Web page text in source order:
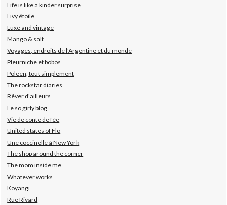
Life is like a kinder surprise
Livy étoile
Luxe and vintage
Mango & salt
Voyages, endroits de l'Argentine et du monde
Pleurniche et bobos
Poleen, tout simplement
The rockstar diaries
Rêver d'ailleurs
Le so girly blog
Vie de conte de fée
United states of Flo
Une coccinelle à New York
The shop around the corner
The mom inside me
Whatever works
Koyangi
Rue Rivard